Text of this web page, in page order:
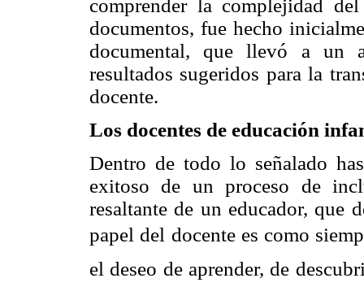
comprender la complejidad
documentos, fue hecho
documental, que llevó a un
resultados sugeridos para la
docente.
Los docentes de educación
Dentro de todo lo señalado
exitoso de un proceso de
resaltante de un educador, que
papel del docente es como
el deseo de aprender, de